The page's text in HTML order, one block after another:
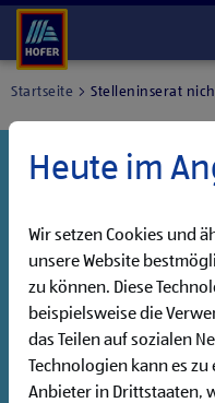
Startseite Stelleninserat
haben noch
Danke
Entdecke unsere
Jobsuche
Heute im
Wir setzen Cookies und
unsere Website
zu können. Diese
beispielsweise die
das Teilen auf sozialen
Technologien kann es
Anbieter in Drittstaaten,